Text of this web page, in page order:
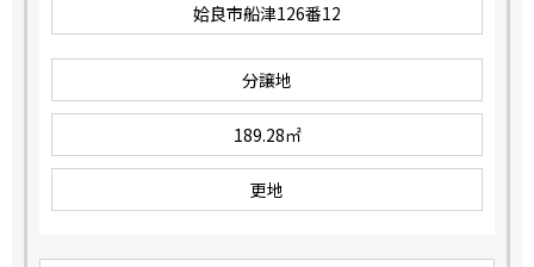
姶良市船津126番12
分譲地
189.28㎡
更地